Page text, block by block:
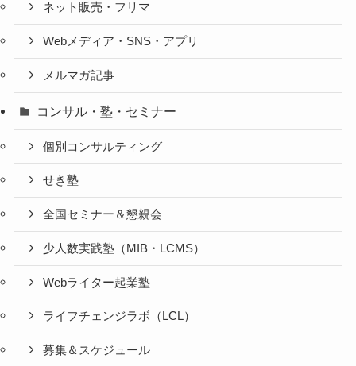
ネット販売・フリマ
Webメディア・SNS・アプリ
メルマガ記事
コンサル・塾・セミナー
個別コンサルティング
せき塾
全国セミナー＆懇親会
少人数実践塾（MIB・LCMS）
Webライター起業塾
ライフチェンジラボ（LCL）
募集＆スケジュール